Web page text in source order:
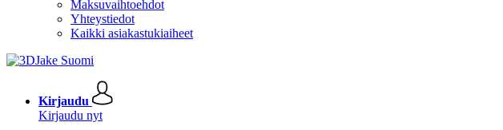
Maksuvaihtoehdot
Yhteystiedot
Kaikki asiakastukiaiheet
Kirjaudu
Kirjaudu nyt